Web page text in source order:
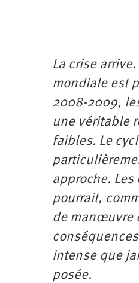
La crise
mondiale est
2008-2009,
une véritable
faibles. Le
approche.
pourrait,
de manœuvre
intense que
posée.